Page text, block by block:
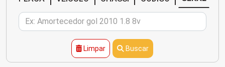
Limpar Buscar